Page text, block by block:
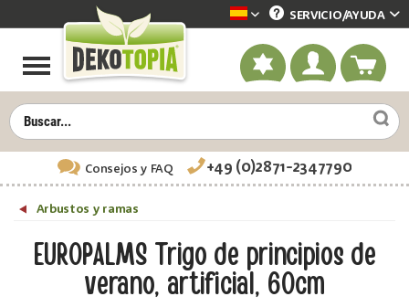
Dekotopia spanisch
SERVICIO/AYUDA
Consejos y FAQ +49 (0)2871-2347790
Arbustos y ramas
EUROPALMS Trigo de principios de
verano, artificial, 60cm